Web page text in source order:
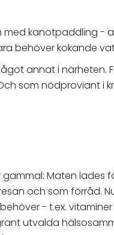
med kanotpaddling -
behöver kokande
annat i närheten.
som nödproviant i
Maten lades
och som förråd.
- t.ex.
utvalda